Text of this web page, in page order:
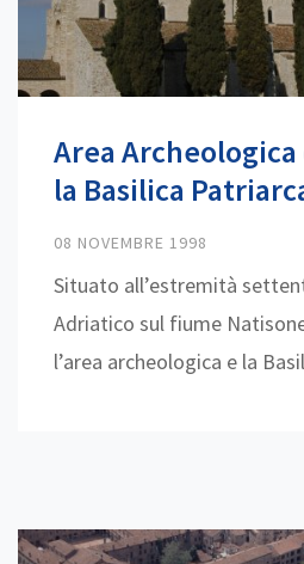
Area
la Basilica
08 NOVEMBRE 1998
Situato all’estremità
Adriatico sul fiume
l’area archeologica e la